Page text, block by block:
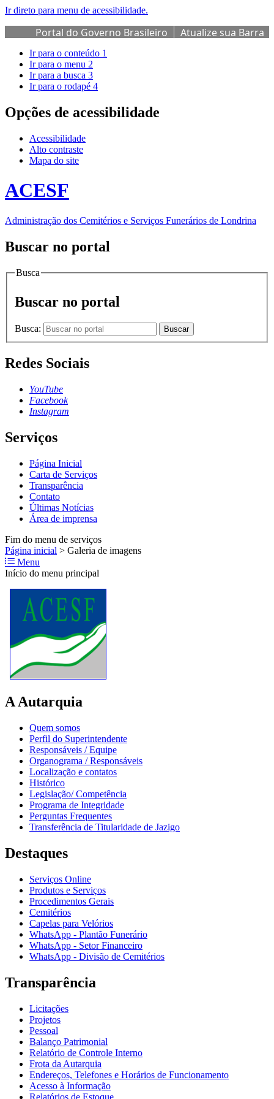
Ir direto para menu de acessibilidade.
Portal do Governo Brasileiro
Atualize sua Barra
de Governo
Ir para o conteúdo 1
Ir para o menu 2
Ir para a busca 3
Ir para o rodapé 4
Opções de acessibilidade
Acessibilidade
Alto contraste
Mapa do site
ACESF
Administração dos Cemitérios e Serviços Funerários de Londrina
Buscar no portal
Busca
Buscar no portal
Busca: Buscar
Redes Sociais
YouTube
Facebook
Instagram
Serviços
Página Inicial
Carta de Serviços
Transparência
Contato
Últimas Notícias
Área de imprensa
Fim do menu de serviços
Página inicial > Galeria de imagens
Menu
Início do menu principal
A Autarquia
Quem somos
Perfil do Superintendente
Responsáveis / Equipe
Organograma / Responsáveis
Localização e contatos
Histórico
Legislação/ Competência
Programa de Integridade
Perguntas Frequentes
Transferência de Titularidade de Jazigo
Destaques
Serviços Online
Produtos e Serviços
Procedimentos Gerais
Cemitérios
Capelas para Velórios
WhatsApp - Plantão Funerário
WhatsApp - Setor Financeiro
WhatsApp - Divisão de Cemitérios
Transparência
Licitações
Projetos
Pessoal
Balanço Patrimonial
Relatório de Controle Interno
Frota da Autarquia
Endereços, Telefones e Horários de Funcionamento
Acesso à Informação
Relatórios de Estoque